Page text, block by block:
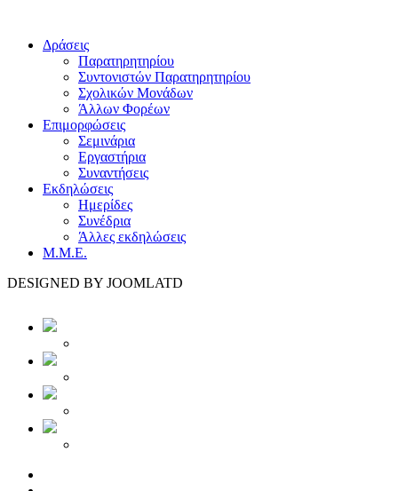
Δράσεις
Παρατηρητηρίου
Συντονιστών Παρατηρητηρίου
Σχολικών Μονάδων
Άλλων Φορέων
Επιμορφώσεις
Σεμινάρια
Εργαστήρια
Συναντήσεις
Εκδηλώσεις
Ημερίδες
Συνέδρια
Άλλες εκδηλώσεις
Μ.Μ.Ε.
DESIGNED BY JOOMLATD